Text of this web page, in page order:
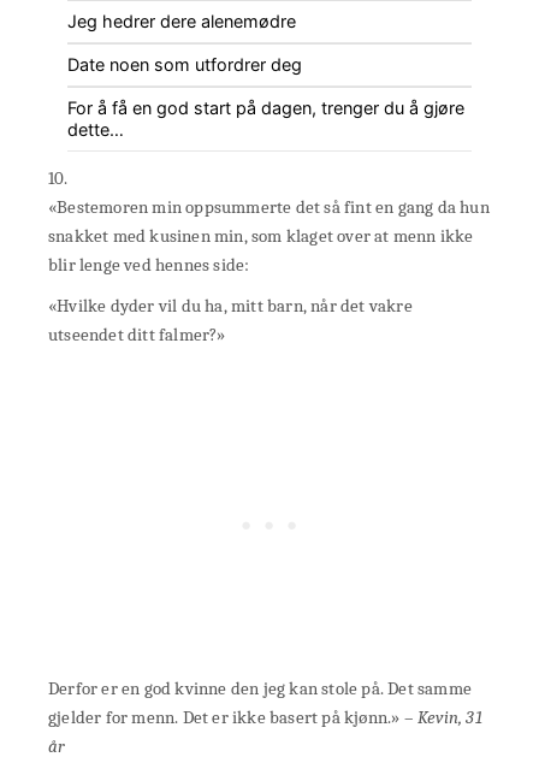
Jeg hedrer dere alenemødre
Date noen som utfordrer deg
For å få en god start på dagen, trenger du å gjøre
dette…
10.
«Bestemoren min oppsummerte det så fint en gang da hun
snakket med kusinen min, som klaget over at menn ikke
blir lenge ved hennes side:
«Hvilke dyder vil du ha, mitt barn, når det vakre
utseendet ditt falmer?»
Derfor er en god kvinne den jeg kan stole på. Det samme
gjelder for menn. Det er ikke basert på kjønn.» –Kevin, 31
år